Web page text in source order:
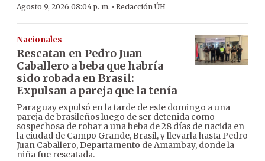
Agosto 9, 2026 08:04 p. m. · Redacción ÚH
Nacionales
Rescatan en Pedro Juan
Caballero a beba que habría
sido robada en Brasil:
Expulsan a pareja que la tenía
Paraguay expulsó en la tarde de este domingo a una
pareja de brasileños luego de ser detenida como
sospechosa de robar a una beba de 28 días de nacida en
la ciudad de Campo Grande, Brasil, y llevarla hasta Pedro
Juan Caballero, Departamento de Amambay, donde la
niña fue rescatada.